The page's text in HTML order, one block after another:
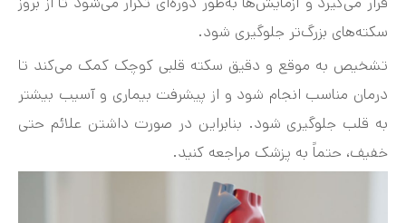
سکته‌های بزرگ‌تر جلوگیری شود.
تشخیص به موقع و دقیق سکته قلبی کوچک کمک می‌کند تا
درمان مناسب انجام شود و از پیشرفت بیماری و آسیب بیشتر
به قلب جلوگیری شود. بنابراین در صورت داشتن علائم حتی
خفیف، حتماً به پزشک مراجعه کنید.